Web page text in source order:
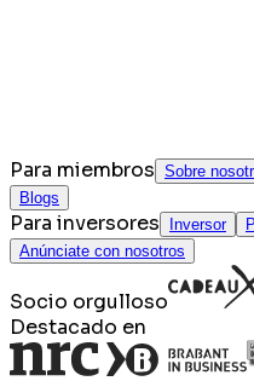
Para miembros Sobre
Blogs
Para inversores Inversor
Anúnciate con nosotros
Socio orgulloso
Destacado en